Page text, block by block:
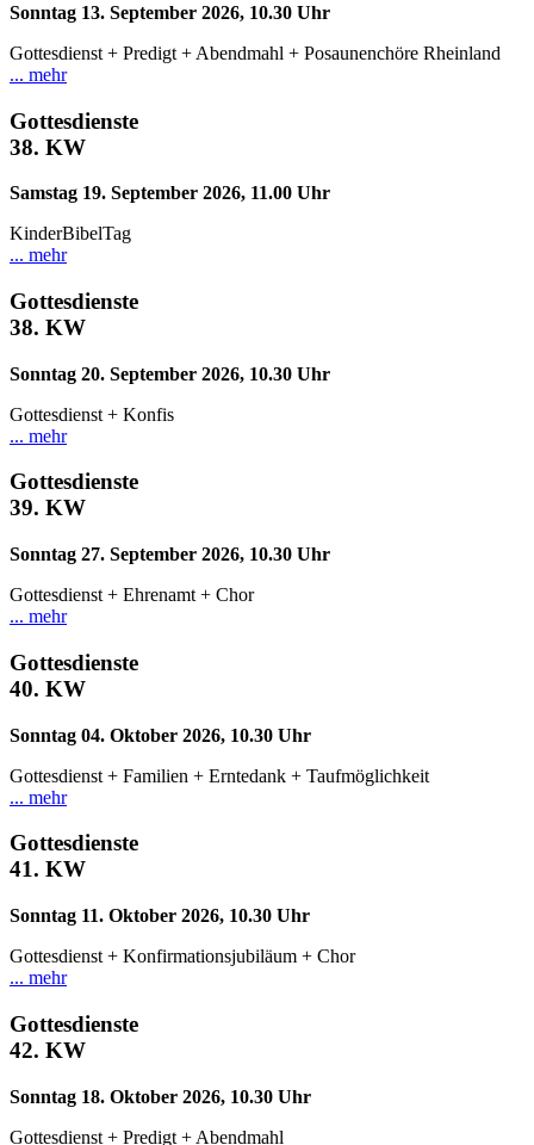
Sonntag 13. September 2026, 10.30 Uhr
Gottesdienst + Predigt + Abendmahl + Posaunenchöre Rheinland
... mehr
Gottesdienste
38. KW
Samstag 19. September 2026, 11.00 Uhr
KinderBibelTag
... mehr
Gottesdienste
38. KW
Sonntag 20. September 2026, 10.30 Uhr
Gottesdienst + Konfis
... mehr
Gottesdienste
39. KW
Sonntag 27. September 2026, 10.30 Uhr
Gottesdienst + Ehrenamt + Chor
... mehr
Gottesdienste
40. KW
Sonntag 04. Oktober 2026, 10.30 Uhr
Gottesdienst + Familien + Erntedank + Taufmöglichkeit
... mehr
Gottesdienste
41. KW
Sonntag 11. Oktober 2026, 10.30 Uhr
Gottesdienst + Konfirmationsjubiläum + Chor
... mehr
Gottesdienste
42. KW
Sonntag 18. Oktober 2026, 10.30 Uhr
Gottesdienst + Predigt + Abendmahl